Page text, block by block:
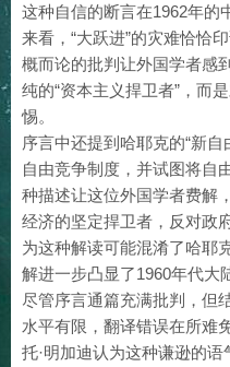
这种自信的断言在1962年的
来看，“大跃进”的灾难恰恰
概而论的批判让外国学者感
纯的“资本主义捍卫者”，而
惕。
序言中还提到哈耶克的“新自
自由竞争制度，并试图将自
种描述让这位外国学者费解
经济的坚定捍卫者，反对政
为这种解读可能混淆了哈耶
解进一步凸显了1960年代大
尽管序言通篇充满批判，但
水平有限，翻译错误在所难
托·明加迪认为这种谦逊的